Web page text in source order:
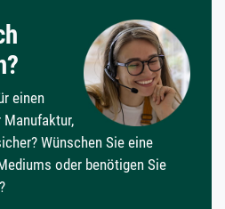
einen
Manufaktur,
Wünschen Sie eine
oder benötigen Sie